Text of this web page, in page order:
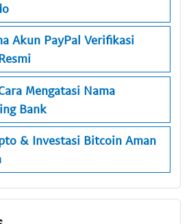
Akun PayPal Verifikasi
Mengatasi Nama
Bank
& Investasi Bitcoin Aman